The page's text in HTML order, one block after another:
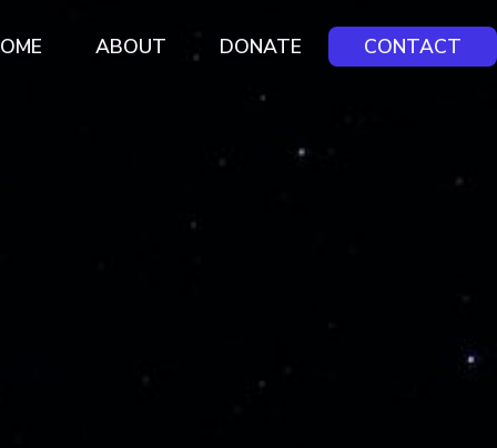
ABOUT DONATE CONTACT